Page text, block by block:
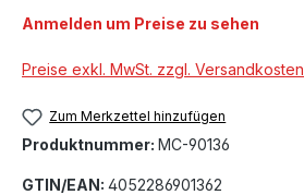
Anmelden um Preise zu sehen
Preise exkl. MwSt. zzgl. Versandkosten
Zum Merkzettel hinzufügen
Produktnummer: MC-90136
GTIN/EAN: 4052286901362